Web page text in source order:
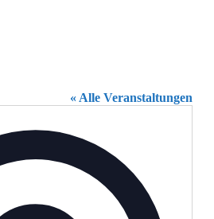
« Alle Veranstaltungen